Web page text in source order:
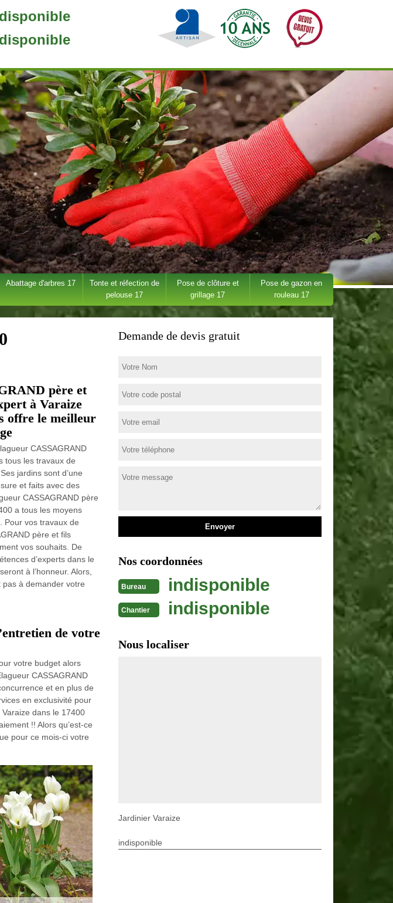
Abattage d'arbres 17
Tonte et réfection de
pelouse 17
Pose de clôture et
grillage 17
Pose de gazon en
rouleau 17
père et
à Varaize
offre le meilleur
CASSAGRAND
tous les travaux de
jardins sont d’une
et faits avec des
CASSAGRAND père
a tous les moyens
Pour vos travaux de
père et fils
vos souhaits. De
d’experts dans le
à l’honneur. Alors,
pas à demander votre
de votre
votre budget alors
CASSAGRAND
et en plus de
en exclusivité pour
dans le 17400
!! Alors qu’est-ce
pour ce mois-ci votre
Demande de devis gratuit
Nos coordonnées
Bureau indisponible
Chantier indisponible
Nous localiser
Jardinier Varaize
indisponible